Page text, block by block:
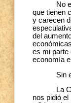
No es
que tienen
y carecen
del
es mi parte
economía
Sin
La
nos pidió